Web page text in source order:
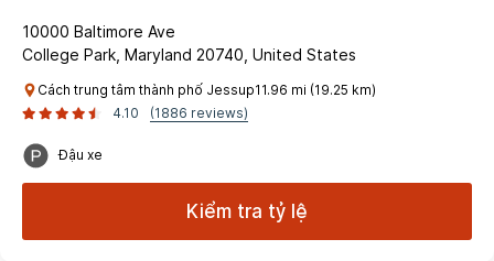
10000 Baltimore Ave
College Park, Maryland 20740, United States
Cách trung tâm thành phố Jessup11.96 mi (19.25 km)
4.10
(1886 reviews)
Đậu xe
Kiểm tra tỷ lệ